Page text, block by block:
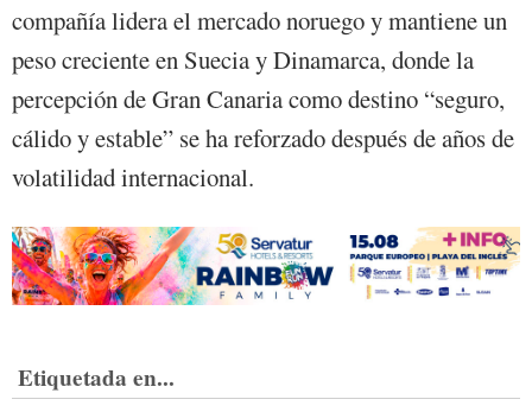
compañía lidera el mercado noruego y mantiene un
peso creciente en Suecia y Dinamarca, donde la
percepción de Gran Canaria como destino “seguro,
cálido y estable” se ha reforzado después de años de
volatilidad internacional.
Etiquetada en...